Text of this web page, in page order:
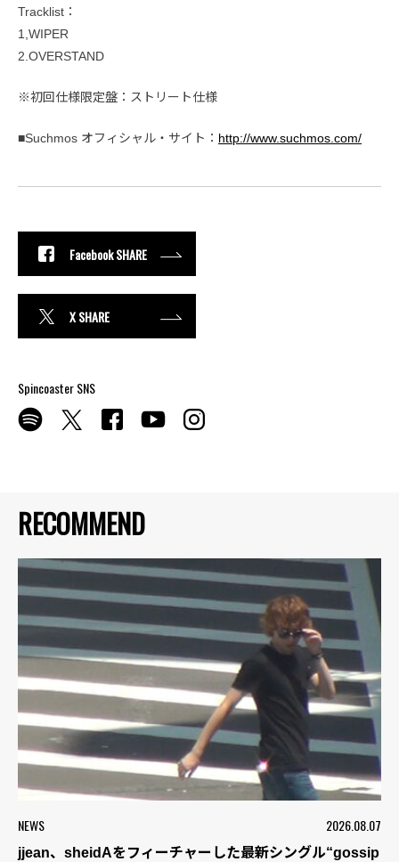
RECOMMEND
NEWS 2026.08.07
jjean、sheidAをフィーチャーした最新シングル“gossip
Tracklist：
1,WIPER
2.OVERSTAND
※初回仕様限定盤：ストリート仕様
■Suchmos オフィシャル・サイト： http://www.suchmos.com/
Facebook SHARE
X SHARE
Spincoaster SNS